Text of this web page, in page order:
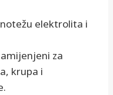
elektrolita i
za
krupa i